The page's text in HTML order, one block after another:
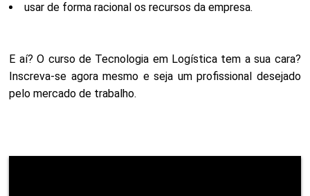
usar de forma racional os recursos da empresa.
E aí? O curso de Tecnologia em Logística tem a sua cara?
Inscreva-se agora mesmo e seja um profissional desejado
pelo mercado de trabalho.